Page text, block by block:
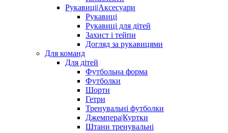
Рукавиці|Аксесуари
Рукавиці
Рукавиці для дітей
Захист і тейпи
Догляд за рукавицями
Для команд
Для дітей
Футбольна форма
Футболки
Шорти
Гетри
Тренувальні футболки
Джемпера|Куртки
Штани тренувальні